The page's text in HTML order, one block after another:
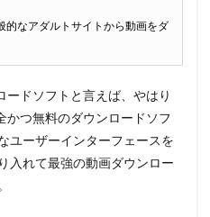
的なアダルトサイトから動画をダ
ドソフトと言えば、やはり
かつ無料のダウンロードソフ
ユーザーインターフェースを
入れて最強の動画ダウンロー